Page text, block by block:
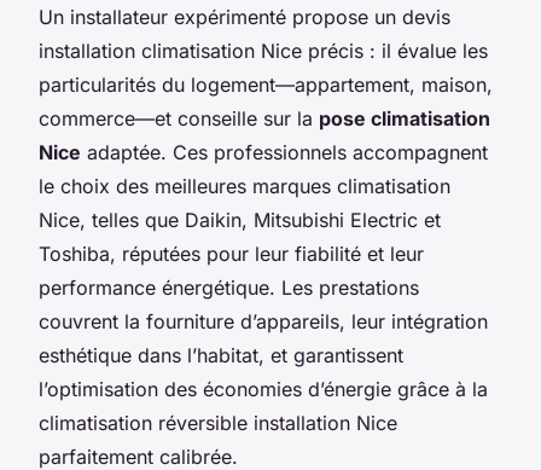
Un installateur expérimenté propose un devis
installation climatisation Nice précis : il évalue les
particularités du logement—appartement, maison,
commerce—et conseille sur la pose climatisation
Nice adaptée. Ces professionnels accompagnent
le choix des meilleures marques climatisation
Nice, telles que Daikin, Mitsubishi Electric et
Toshiba, réputées pour leur fiabilité et leur
performance énergétique. Les prestations
couvrent la fourniture d’appareils, leur intégration
esthétique dans l’habitat, et garantissent
l’optimisation des économies d’énergie grâce à la
climatisation réversible installation Nice
parfaitement calibrée.